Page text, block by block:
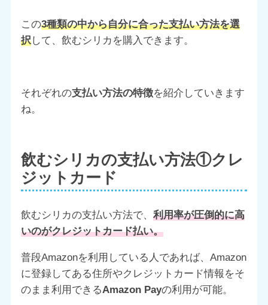
この3種類の中から自分に合った支払い方法を選
択して、飲むシリカを購入できます。
それぞれの支払い方法の特徴を紹介していきます
ね。
飲むシリカの支払い方法①クレ
ジットカード
飲むシリカの支払い方法で、 利用率が圧倒的に高
いのがクレジットカード払い。
普段Amazonを利用している人であれば、Amazon
に登録してある住所やクレジットカード情報をそ
のまま利用できるAmazon Payの利用が可能。